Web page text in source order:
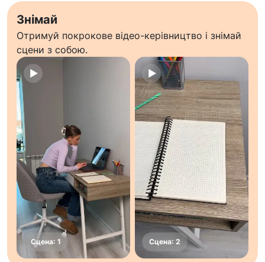
Знімай
Отримуй покрокове відео-керівництво і знімай
сцени з собою.